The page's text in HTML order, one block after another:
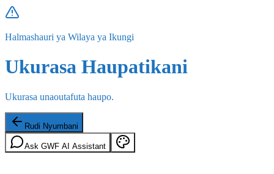
Halmashauri ya Wilaya ya Ikungi
Ukurasa Haupatikani
Ukurasa unaoutafuta haupo.
Rudi Nyumbani
Ask GWF AI Assistant